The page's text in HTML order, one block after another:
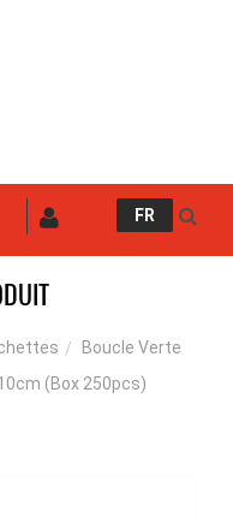
FR
Boucle Verte
(Box 250pcs)